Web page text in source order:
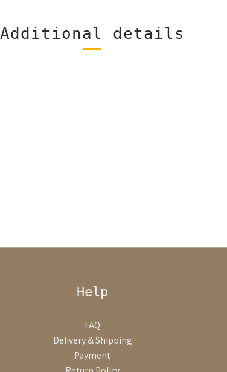
Additional details
Help
FAQ
Delivery & Shipping
Payment